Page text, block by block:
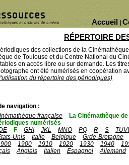
Accueil
RÉPERTOIRE
des collections de la Cinémathèque
de Toulouse et du Centre National du
en accès libre ou sur demande. Les
ont été numérisés en coopération
du répertoire des périodiques)
navigation :
française La Cinémathèque
numérisés
F GHI JKL MNO PQ R S
Unis Italie Belgique Grde-Bretagne
1900 1910 1920 1930 1940
Anglais Italien Espagnol Allemand